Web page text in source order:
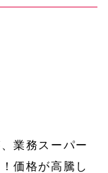
業務スーパー
価格が高騰し